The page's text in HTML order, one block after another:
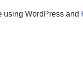
WordPress and